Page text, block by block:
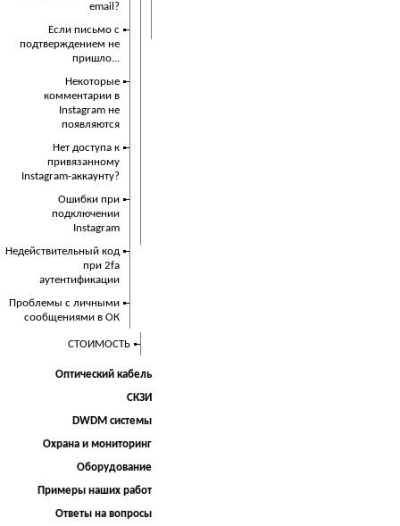
email?
Если письмо с
подтверждением не
пришло...
Некоторые
комментарии в
Instagram не
появляются
Нет доступа к
привязанному
Instagram-аккаунту?
Ошибки при
подключении
Instagram
Недействительный код
при 2fa
аутентификации
Проблемы с личными
сообщениями в ОК
СТОИМОСТЬ
Оптический кабель
СКЗИ
DWDM системы
Охрана и мониторинг
Оборудование
Примеры наших работ
Ответы на вопросы